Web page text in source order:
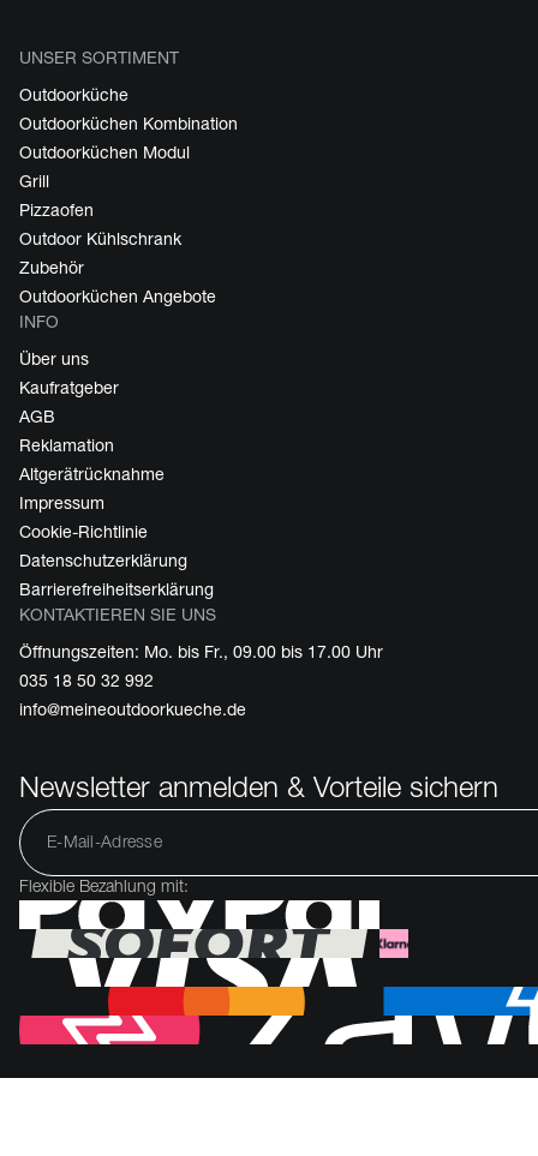
UNSER SORTIMENT
Outdoorküche
Outdoorküchen Kombination
Outdoorküchen Modul
Grill
Pizzaofen
Outdoor Kühlschrank
Zubehör
Outdoorküchen Angebote
INFO
Über uns
Kaufratgeber
AGB
Reklamation
Altgerätrücknahme
Impressum
Cookie-Richtlinie
Datenschutzerklärung
Barrierefreiheitserklärung
KONTAKTIEREN SIE UNS
Öffnungszeiten: Mo. bis Fr., 09.00 bis 17.00 Uhr
035 18 50 32 992
info@meineoutdoorkueche.de
Newsletter anmelden & Vorteile sichern
Flexible Bezahlung mit: